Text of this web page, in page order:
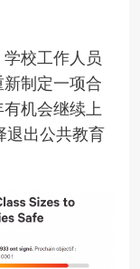
校工作人员
制定一项合
机会继续上
退出公共教育